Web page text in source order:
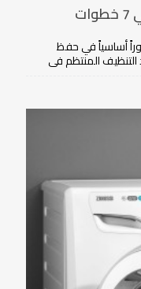
أساسياً في حفظ
التنظيف المنتظم في